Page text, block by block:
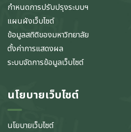
กำหนดการปรับปรุงระบบฯ
แผนผังเว็บไซต์
ข้อมูลสถิติของมหาวิทยาลัย
ตั้งค่าการแสดงผล
ระบบจัดการข้อมูลเว็บไซต์
นโยบายเว็บไซต์
นโยบายเว็บไซต์